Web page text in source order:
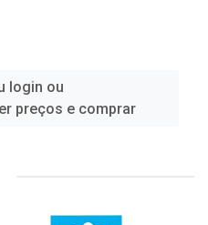
login ou
preços e comprar